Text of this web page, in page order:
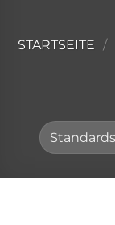
STARTSEITE /